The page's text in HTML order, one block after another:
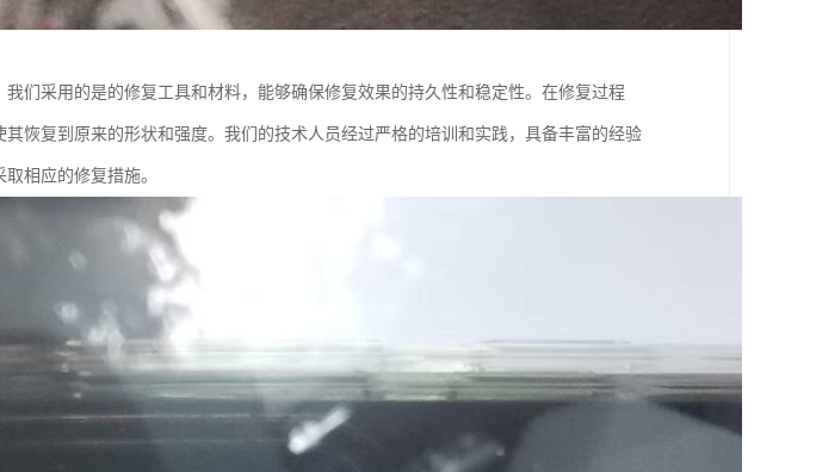
们采用的是的修复工具和材料，能够确保修复效果的持久性和稳定性。在修复过程
恢复到原来的形状和强度。我们的技术人员经过严格的培训和实践，具备丰富的经验
相应的修复措施。